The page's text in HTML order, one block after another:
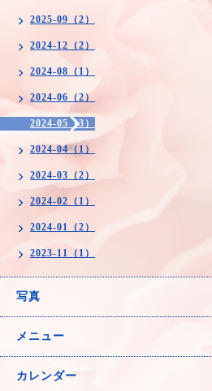
2025-09（2）
2024-12（2）
2024-08（1）
2024-06（2）
2024-05（3）
2024-04（1）
2024-03（2）
2024-02（1）
2024-01（2）
2023-11（1）
写真
メニュー
カレンダー